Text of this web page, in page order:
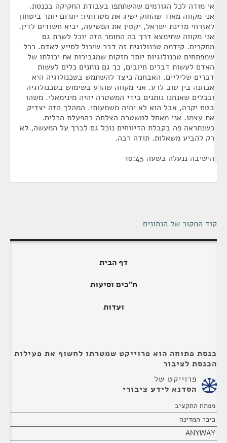
אי מודה לכל הגורמים שהשתתפו בעבודת החקיקה בכנסת.
אני מקווה מאוד שהחוק ישיג את מטרותיו: יתרום יותר ביטחון
לאזרחי מדינת ישראל, יקטין את הפשיעה, יביא חשודים לדין.
אני מקווה שתימצא דרך בה החומר הזה יוכל לשרת גם
מחקרים. קידמה טכנולוגית זה דבר שיכול לסייע לאדם. ככל
שמפתחים טכנולוגיות יותר חזקות שמגבירות את יכולתו של
האדם לעשות דברים חיובים, כך גם נותנים כלים לעשות
דברים שליליים. האבחנה כיצד להשתמש בטכנולוגיה היא
אבחנה בין טוב לרע. אני מקווה שהרע בשימוש בטכנולוגיה
ובכלים שאנחנו נותנים בידי המשטרה יהיה מינימאלי. משהו
בטח יקרה, אבל הוא לא יהיה משמעותי. המהלך הזה יצדיק
את עצמו. אני מאחל למשטרה הצלחה בהפעלת הכלים.
כשנתראה פה בקבלת הדיווחים נוכל גם לברך על המעשה, לא
רק להביע משאלות. תודה רבה.
הישיבה ננעלה בשעה 10:45
קוד המקור של הנתונים
דף הבית
ח"כים וסיעות
ועדות
כנסת פתוחה הוא פרוייקט שמטרתו לחשוף את פעילות
הכנסת לציבור
פרוייקט של
הסדנא לידע ציבורי
מפתח התקציב
כיכר המדינה
ANYWAY